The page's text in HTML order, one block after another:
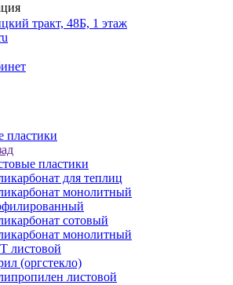
тракт, 48Б, 1 этаж
пластики
пластики
для теплиц
монолитный
сотовый
монолитный
листовой
(оргстекло)
листовой